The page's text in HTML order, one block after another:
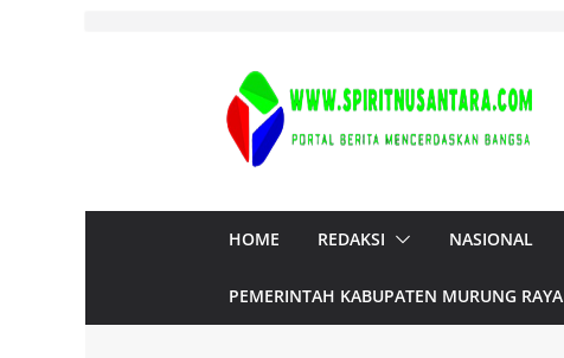
HOME REDAKSI NASIONAL
PEMERINTAH KABUPATEN MURUNG RAYA